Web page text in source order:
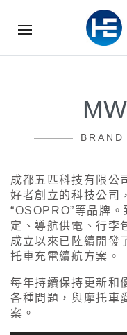
成都五匹科技有限公
好者創立的科技公司
“OSOPRO”等品牌
定、導航供電、行李
成立以來已陸續開發
托車充電續航方案。
每年持續保持更新和
各種問題，與摩托車
案。